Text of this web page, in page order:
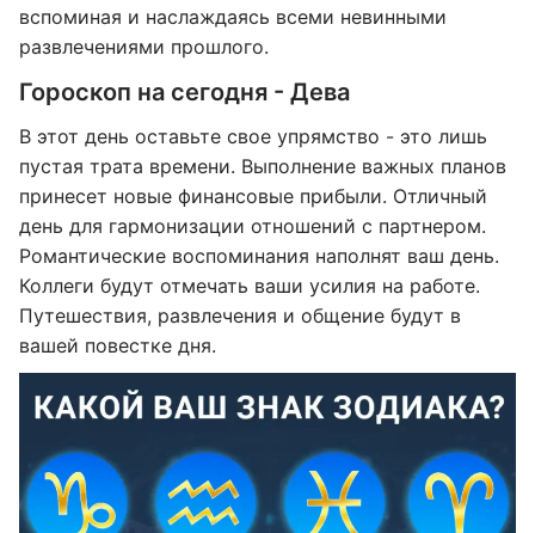
вспоминая и наслаждаясь всеми невинными
развлечениями прошлого.
Гороскоп на сегодня - Дева
В этот день оставьте свое упрямство - это лишь
пустая трата времени. Выполнение важных планов
принесет новые финансовые прибыли. Отличный
день для гармонизации отношений с партнером.
Романтические воспоминания наполнят ваш день.
Коллеги будут отмечать ваши усилия на работе.
Путешествия, развлечения и общение будут в
вашей повестке дня.